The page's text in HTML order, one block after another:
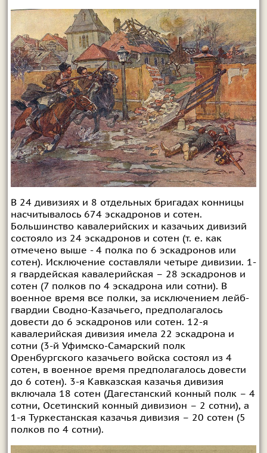
В 24 дивизиях и 8 отдельных бригадах конницы
насчитывалось 674 эскадронов и сотен.
Большинство кавалерийских и казачьих дивизий
состояло из 24 эскадронов и сотен (т. е. как
отмечено выше - 4 полка по 6 эскадронов или
сотен). Исключение составляли четыре дивизии. 1-
я гвардейская кавалерийская – 28 эскадронов и
сотен (7 полков по 4 эскадрона или сотни). В
военное время все полки, за исключением лейб-
гвардии Сводно-Казачьего, предполагалось
довести до 6 эскадронов или сотен. 12-я
кавалерийская дивизия имела 22 эскадрона и
сотни (3-й Уфимско-Самарский полк
Оренбургского казачьего войска состоял из 4
сотен, в военное время предполагалось довести
до 6 сотен). 3-я Кавказская казачья дивизия
включала 18 сотен (Дагестанский конный полк – 4
сотни, Осетинский конный дивизион – 2 сотни), а
1-я Туркестанская казачья дивизия – 20 сотен (5
полков по 4 сотни).